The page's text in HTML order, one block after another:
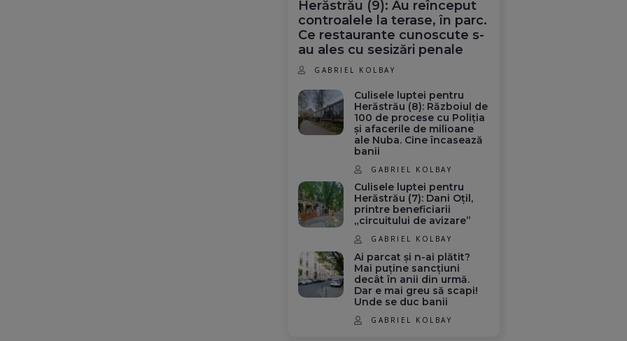
Herăstrău (9): Au reînceput
controalele la terase, în parc.
Ce restaurante cunoscute s-
au ales cu sesizări penale
GABRIEL KOLBAY
Culisele luptei pentru
Herăstrău (8): Războiul de
100 de procese cu Poliția
și afacerile de milioane
ale Nuba. Cine încasează
banii
GABRIEL KOLBAY
Culisele luptei pentru
Herăstrău (7): Dani Oțil,
printre beneficiarii
„circuitului de avizare”
GABRIEL KOLBAY
Ai parcat și n-ai plătit?
Mai puține sancțiuni
decât în anii din urmă.
Dar e mai greu să scapi!
Unde se duc banii
GABRIEL KOLBAY